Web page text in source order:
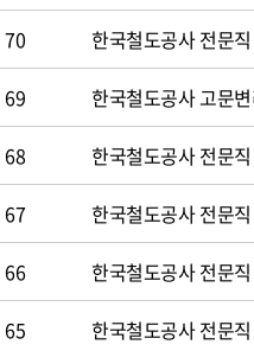
70 한국철도공사 전문
69 한국철도공사 고문
68 한국철도공사 전문
67 한국철도공사 전문
66 한국철도공사 전문
65 한국철도공사 전문